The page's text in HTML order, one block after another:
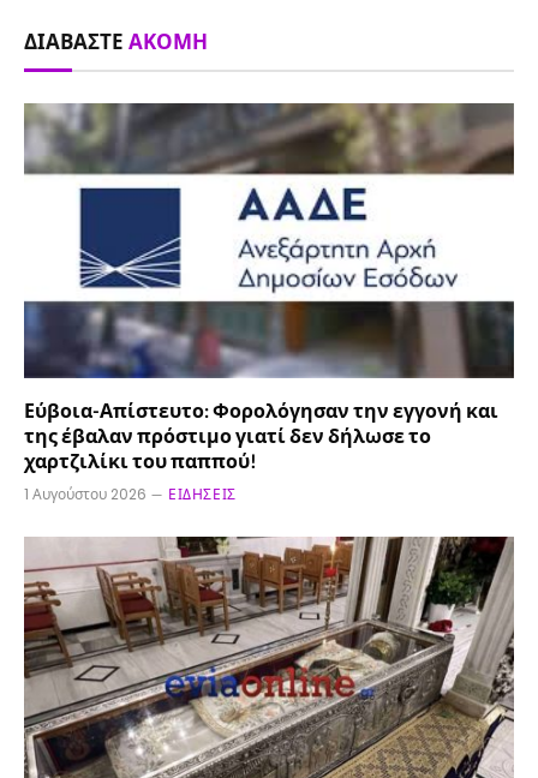
ΔΙΑΒΆΣΤΕ ΑΚΌΜΗ
Εύβοια-Απίστευτο: Φορολόγησαν την εγγονή και
της έβαλαν πρόστιμο γιατί δεν δήλωσε το
χαρτζιλίκι του παππού!
1 Αυγούστου 2026 ΕΙΔΉΣΕΙΣ